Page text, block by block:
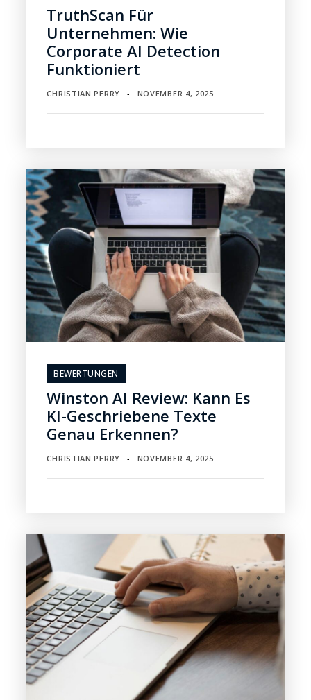
TruthScan Für
Unternehmen: Wie
Corporate AI Detection
Funktioniert
CHRISTIAN PERRY ▪ NOVEMBER 4, 2025
BEWERTUNGEN
Winston AI Review: Kann Es
KI-Geschriebene Texte
Genau Erkennen?
CHRISTIAN PERRY ▪ NOVEMBER 4, 2025